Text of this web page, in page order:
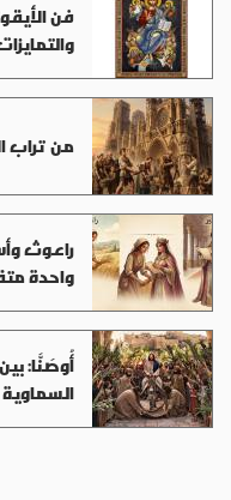
فن
من تراب
راعوث
واحدة
أُوصَنَّا:
السماوية